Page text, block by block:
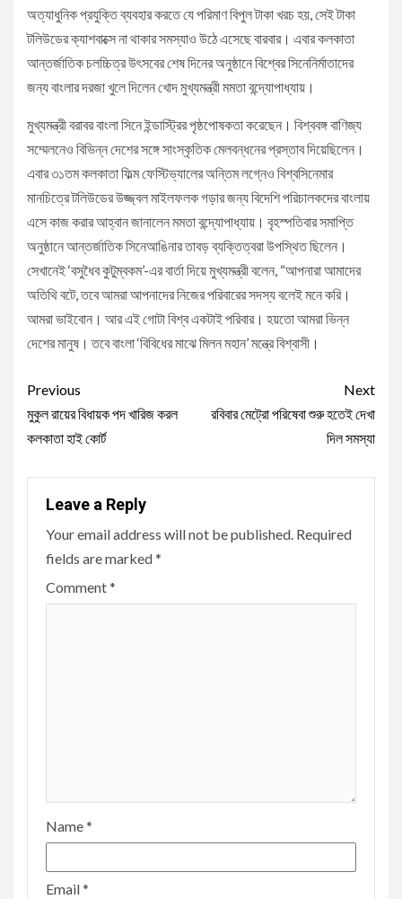
অত্যাধুনিক প্রযুক্তি ব্যবহার করতে যে পরিমাণ বিপুল টাকা খরচ হয়, সেই টাকা
টলিউডের ক্যাশবাক্সে না থাকার সমস্যাও উঠে এসেছে বারবার। এবার কলকাতা
আন্তর্জাতিক চলচ্চিত্র উৎসবের শেষ দিনের অনুষ্ঠানে বিশ্বের সিনেনির্মাতাদের
জন্য বাংলার দরজা খুলে দিলেন খোদ মুখ্যমন্ত্রী মমতা বন্দ্যোপাধ্যায়।
মুখ্যমন্ত্রী বরাবর বাংলা সিনে ইন্ডাস্ট্রির পৃষ্ঠপোষকতা করেছেন। বিশ্ববঙ্গ বাণিজ্য
সম্মেলনেও বিভিন্ন দেশের সঙ্গে সাংস্কৃতিক মেলবন্ধনের প্রস্তাব দিয়েছিলেন।
এবার ৩১তম কলকাতা ফিল্ম ফেস্টিভ্যালের অন্তিম লগ্নেও বিশ্বসিনেমার
মানচিত্রে টলিউডের উজ্জ্বল মাইলফলক গড়ার জন্য বিদেশি পরিচালকদের বাংলায়
এসে কাজ করার আহ্বান জানালেন মমতা বন্দ্যোপাধ্যায়। বৃহস্পতিবার সমাপ্তি
অনুষ্ঠানে আন্তর্জাতিক সিনেআঙিনার তাবড় ব্যক্তিত্বরা উপস্থিত ছিলেন।
সেখানেই ‘বসুধৈব কুটুম্বকম’-এর বার্তা দিয়ে মুখ্যমন্ত্রী বলেন, “আপনারা আমাদের
অতিথি বটে, তবে আমরা আপনাদের নিজের পরিবারের সদস্য বলেই মনে করি।
আমরা ভাইবোন। আর এই গোটা বিশ্ব একটাই পরিবার। হয়তো আমরা ভিন্ন
দেশের মানুষ। তবে বাংলা ‘বিবিধের মাঝে মিলন মহান’ মন্ত্রে বিশ্বাসী।
Continue
Reading
Previous
মুকুল রায়ের বিধায়ক পদ খারিজ করল
কলকাতা হাই কোর্ট
Next
রবিবার মেট্রো পরিষেবা শুরু হতেই দেখা
দিল সমস্যা
Leave a Reply
Your email address will not be published. Required
fields are marked*
Comment*
Name*
Email*